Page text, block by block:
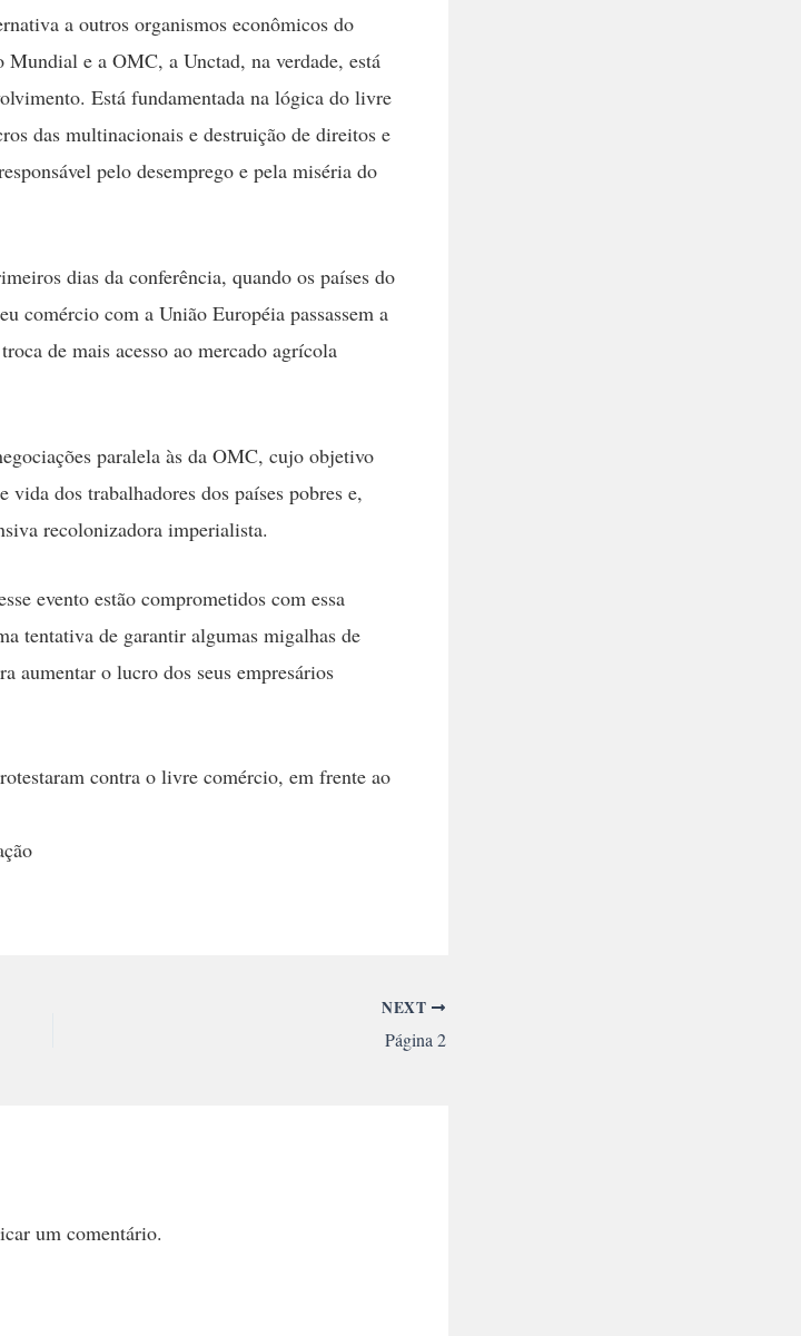
a outros organismos econômicos do
e a OMC, a Unctad, na verdade, está
Está fundamentada na lógica do livre
das multinacionais e destruição de direitos e
pelo desemprego e pela miséria do
dias da conferência, quando os países do
comércio com a União Européia passassem a
de mais acesso ao mercado agrícola
paralela às da OMC, cujo objetivo
vida dos trabalhadores dos países pobres e,
recolonizadora imperialista.
evento estão comprometidos com essa
tentativa de garantir algumas migalhas de
aumentar o lucro dos seus empresários
contra o livre comércio, em frente ao
NEXT
Página 2
um comentário.